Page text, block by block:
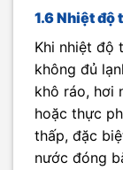
1.6 Nhiệt độ
Khi nhiệt độ
không đủ
khô ráo, hơi
hoặc thực
thấp, đặc
nước đóng